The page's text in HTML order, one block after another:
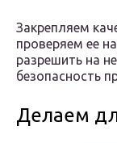
Закрепляем
проверяем ее
разрешить на
безопасность
Делаем